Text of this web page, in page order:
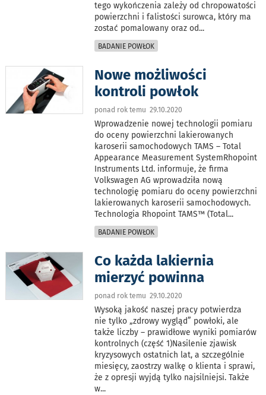
tego wykończenia zależy od chropowatości
powierzchni i falistości surowca, który ma
zostać pomalowany oraz od...
BADANIE POWŁOK
Nowe możliwości
kontroli powłok
ponad rok temu 29.10.2020
Wprowadzenie nowej technologii pomiaru
do oceny powierzchni lakierowanych
karoserii samochodowych TAMS – Total
Appearance Measurement SystemRhopoint
Instruments Ltd. informuje, że firma
Volkswagen AG wprowadziła nową
technologię pomiaru do oceny powierzchni
lakierowanych karoserii samochodowych.
Technologia Rhopoint TAMS™ (Total...
BADANIE POWŁOK
Co każda lakiernia
mierzyć powinna
ponad rok temu 29.10.2020
Wysoką jakość naszej pracy potwierdza
nie tylko „zdrowy wygląd” powłoki, ale
także liczby – prawidłowe wyniki pomiarów
kontrolnych (część 1)Nasilenie zjawisk
kryzysowych ostatnich lat, a szczególnie
miesięcy, zaostrzy walkę o klienta i sprawi,
że z opresji wyjdą tylko najsilniejsi. Także
w...